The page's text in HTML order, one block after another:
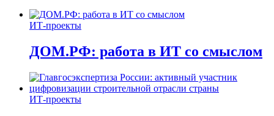
ИТ-проекты
ДОМ.РФ: работа в ИТ со смыслом
ИТ-проекты